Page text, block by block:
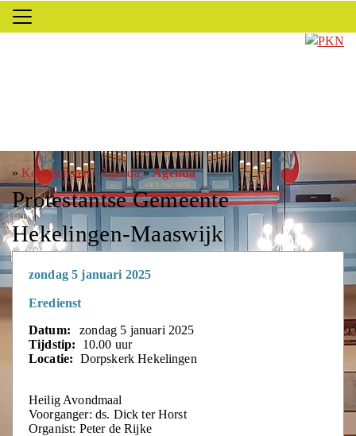
»Kerkdiensten / Agenda»Agenda
Protestantse Gemeente
Hekelingen-Maaswijk
zondag 5 januari 2025
Eredienst
Datum:
zondag 5 januari 2025
Tijdstip:
10.00 uur
Locatie: Dorpskerk Hekelingen
Heilig Avondmaal
Voorganger: ds. Dick ter Horst
Organist: Peter de Rijke